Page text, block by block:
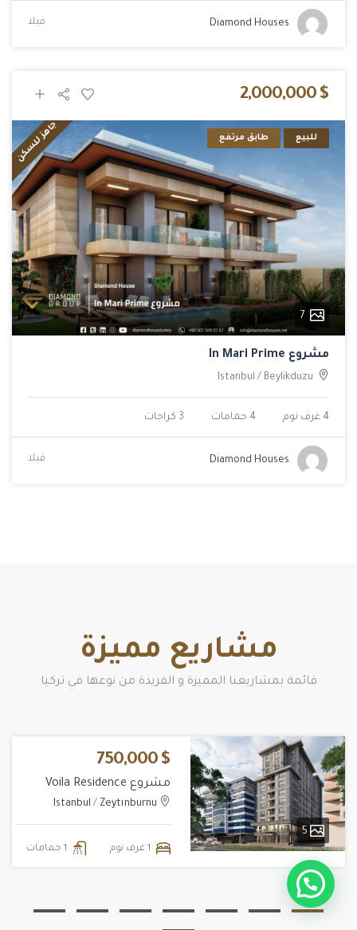
Diamond Houses فيلا
$ 2,000,000
للبيع طابق مرتفع جاهز للسكن
7
مشروع In Mari Prime
Istanbul / Beylikduzu
4 غرف نوم 4 حمامات 3 كراجات
Diamond Houses فيلا
مشاريع مميزة
قائمة بمشاريعنا المميزة و الفريدة من نوعها في تركيا
$ 750,000
مشروع Voila Residence
Istanbul / Zeytınburnu